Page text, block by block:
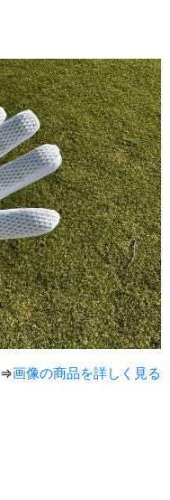
⇒画像の商品を詳しく見る